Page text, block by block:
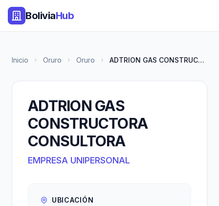
BoliviaHub
Inicio Oruro Oruro ADTRION GAS CONSTRUCTORA CONSU...
ADTRION GAS
CONSTRUCTORA
CONSULTORA
EMPRESA UNIPERSONAL
UBICACIÓN